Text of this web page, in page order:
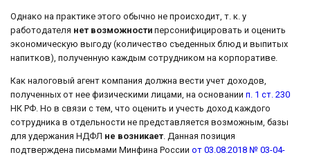
Однако на практике этого обычно не происходит, т. к. у
работодателя нет возможности персонифицировать и оценить
экономическую выгоду (количество съеденных блюд и выпитых
напитков), полученную каждым сотрудником на корпоративе.
Как налоговый агент компания должна вести учет доходов,
полученных от нее физическими лицами, на основании п. 1 ст. 230
НК РФ. Но в связи с тем, что оценить и учесть доход каждого
сотрудника в отдельности не представляется возможным, базы
для удержания НДФЛ не возникает. Данная позиция
подтверждена письмами Минфина России от 03.08.2018 № 03-04-